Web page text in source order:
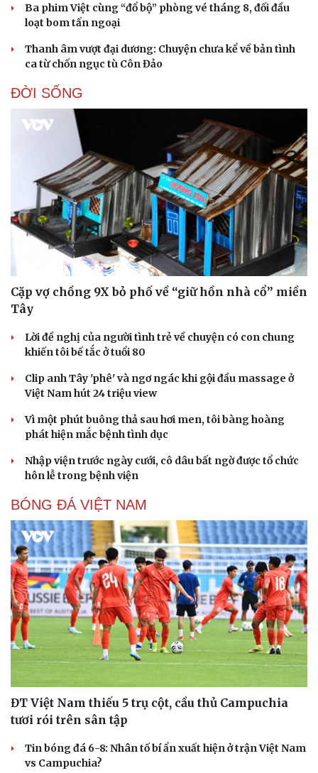
Sản phụ khoa
Nhi khoa
Làm đẹp - giảm cân
Phòng mạch online
Đời sống
Nhà đẹp
Tình yêu - Gia đình
Ba phim Việt cùng “đổ bộ” phòng vé tháng 8, đối đầu
loạt bom tấn ngoại
Thanh âm vượt đại dương: Chuyện chưa kể về bản tình
ca từ chốn ngục tù Côn Đảo
ĐỜI SỐNG
Cặp vợ chồng 9X bỏ phố về “giữ hồn nhà cổ” miền
Tây
Lời đề nghị của người tình trẻ về chuyện có con chung
khiến tôi bế tắc ở tuổi 80
Clip anh Tây 'phê' và ngơ ngác khi gội đầu massage ở
Việt Nam hút 24 triệu view
Vì một phút buông thả sau hơi men, tôi bàng hoàng
phát hiện mắc bệnh tình dục
Nhập viện trước ngày cưới, cô dâu bất ngờ được tổ chức
hôn lễ trong bệnh viện
BÓNG ĐÁ VIỆT NAM
ĐT Việt Nam thiếu 5 trụ cột, cầu thủ Campuchia
tươi rói trên sân tập
Tin bóng đá 6-8: Nhân tố bí ẩn xuất hiện ở trận Việt Nam
vs Campuchia?